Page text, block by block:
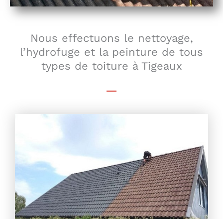
Nous effectuons le nettoyage,
l’hydrofuge et la peinture de tous
types de toiture à Tigeaux